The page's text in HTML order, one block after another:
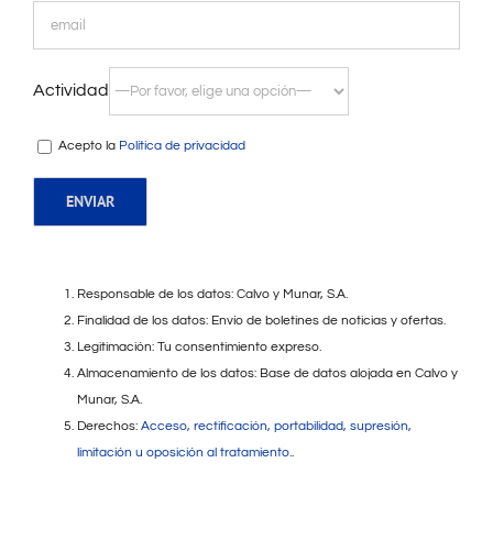
Actividad
Acepto la Política de privacidad
Responsable de los datos: Calvo y Munar, S.A.
Finalidad de los datos: Envío de boletines de noticias y ofertas.
Legitimación: Tu consentimiento expreso.
Almacenamiento de los datos: Base de datos alojada en Calvo y
Munar, S.A.
Derechos: Acceso, rectificación, portabilidad, supresión,
limitación u oposición al tratamiento..